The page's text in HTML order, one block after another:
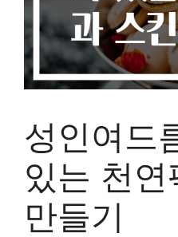
성인여드
있는 천연
만들기